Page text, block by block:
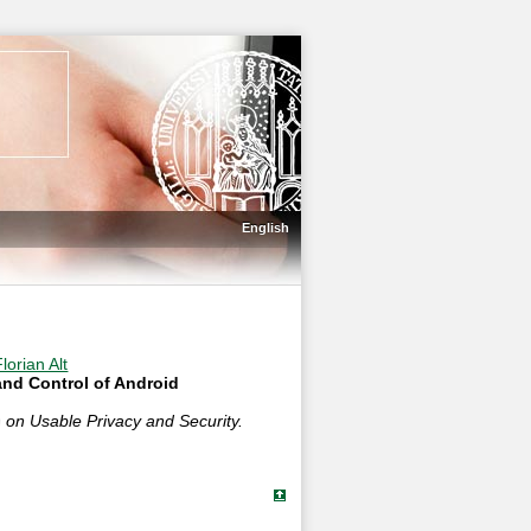
English
Alt
Control of Android
Usable Privacy and Security.